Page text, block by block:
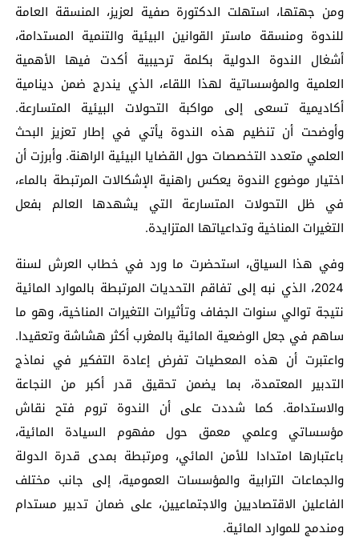
ومن جهتها، استهلت الدكتورة صفية لعزيز، المنسقة العامة
للندوة ومنسقة ماستر القوانين البيئية والتنمية المستدامة،
أشغال الندوة الدولية بكلمة ترحيبية أكدت فيها الأهمية
العلمية والمؤسساتية لهذا اللقاء، الذي يندرج ضمن دينامية
أكاديمية تسعى إلى مواكبة التحولات البيئية المتسارعة.
وأوضحت أن تنظيم هذه الندوة يأتي في إطار تعزيز البحث
العلمي متعدد التخصصات حول القضايا البيئية الراهنة. وأبرزت أن
اختيار موضوع الندوة يعكس راهنية الإشكالات المرتبطة بالماء،
في ظل التحولات المتسارعة التي يشهدها العالم بفعل
التغيرات المناخية وتداعياتها المتزايدة.
وفي هذا السياق، استحضرت ما ورد في خطاب العرش لسنة
2024، الذي نبه إلى تفاقم التحديات المرتبطة بالموارد المائية
نتيجة توالي سنوات الجفاف وتأثيرات التغيرات المناخية، وهو ما
ساهم في جعل الوضعية المائية بالمغرب أكثر هشاشة وتعقيدا.
واعتبرت أن هذه المعطيات تفرض إعادة التفكير في نماذج
التدبير المعتمدة، بما يضمن تحقيق قدر أكبر من النجاعة
والاستدامة. كما شددت على أن الندوة تروم فتح نقاش
مؤسساتي وعلمي معمق حول مفهوم السيادة المائية،
باعتبارها امتدادا للأمن المائي، ومرتبطة بمدى قدرة الدولة
والجماعات الترابية والمؤسسات العمومية، إلى جانب مختلف
الفاعلين الاقتصاديين والاجتماعيين، على ضمان تدبير مستدام
ومندمج للموارد المائية.